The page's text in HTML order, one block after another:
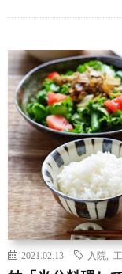
2021.02.13 入院